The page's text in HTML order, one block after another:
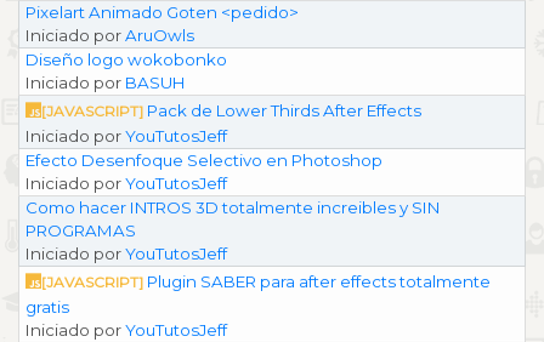
Pixelart Animado Goten <pedido>
Iniciado porAruOwls
Diseño logo wokobonko
Iniciado por BASUH
[JAVASCRIPT] Pack de Lower Thirds After Effects
Iniciado porYouTutosJeff
Efecto Desenfoque Selectivo en Photoshop
Iniciado porYouTutosJeff
Como hacer INTROS 3D totalmente increibles y SIN
PROGRAMAS
Iniciado porYouTutosJeff
[JAVASCRIPT] Plugin SABER para after effects totalmente
gratis
Iniciado porYouTutosJeff